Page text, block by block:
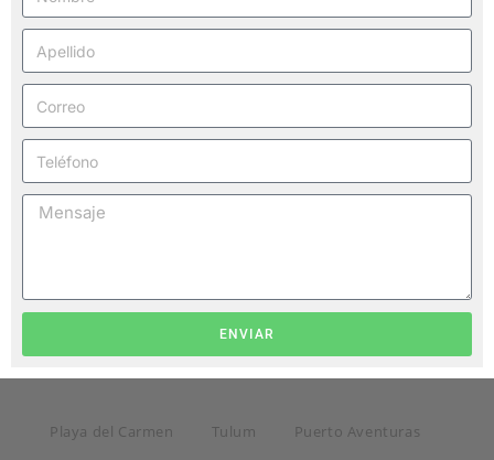
ENVIAR
Playa del Carmen Tulum
Puerto Aventuras